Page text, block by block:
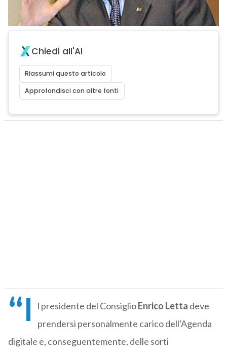
Chiedi all'AI
Riassumi questo articolo
Approfondisci con altre fonti
“I l presidente del ConsiglioEnrico Letta deve
prendersi personalmente carico dell’Agenda
digitale e, conseguentemente, delle sorti